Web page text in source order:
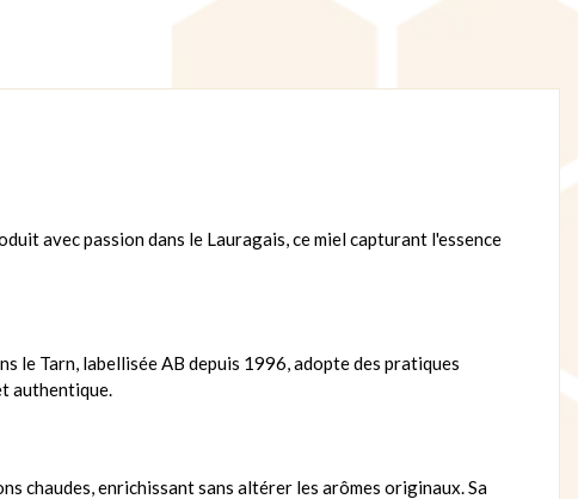
avec passion dans le Lauragais, ce miel capturant l'essence
le Tarn, labellisée AB depuis 1996, adopte des pratiques
authentique.
chaudes, enrichissant sans altérer les arômes originaux. Sa